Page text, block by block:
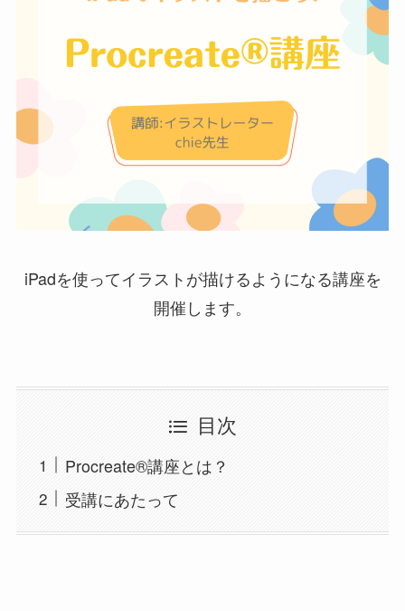
iPadを使ってイラストが描けるようになる講座を
開催します。
目次
Procreate®講座とは？
受講にあたって